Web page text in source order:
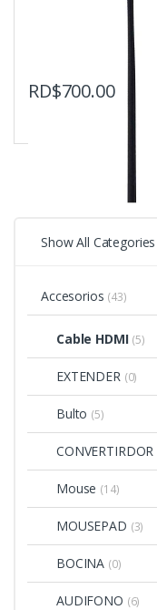
RD$700.00
Show All Categories
Accesorios (43)
Cable HDMI (5)
EXTENDER (0)
Bulto (5)
CONVERTIRDOR
Mouse (14)
MOUSEPAD (3)
BOCINA (0)
AUDIFONO (6)